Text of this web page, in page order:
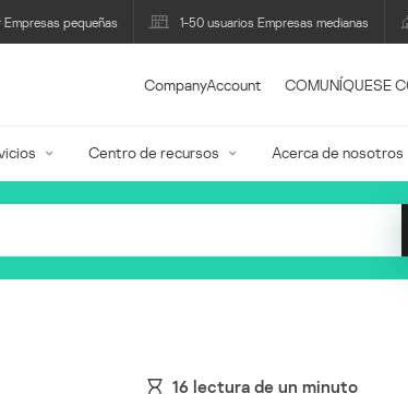
Empresas pequeñas 1-50 usuarios Empresas medianas
CompanyAccount COMUNÍQUESE
Centro de recursos Acerca de nosotros
16 lectura de un minuto